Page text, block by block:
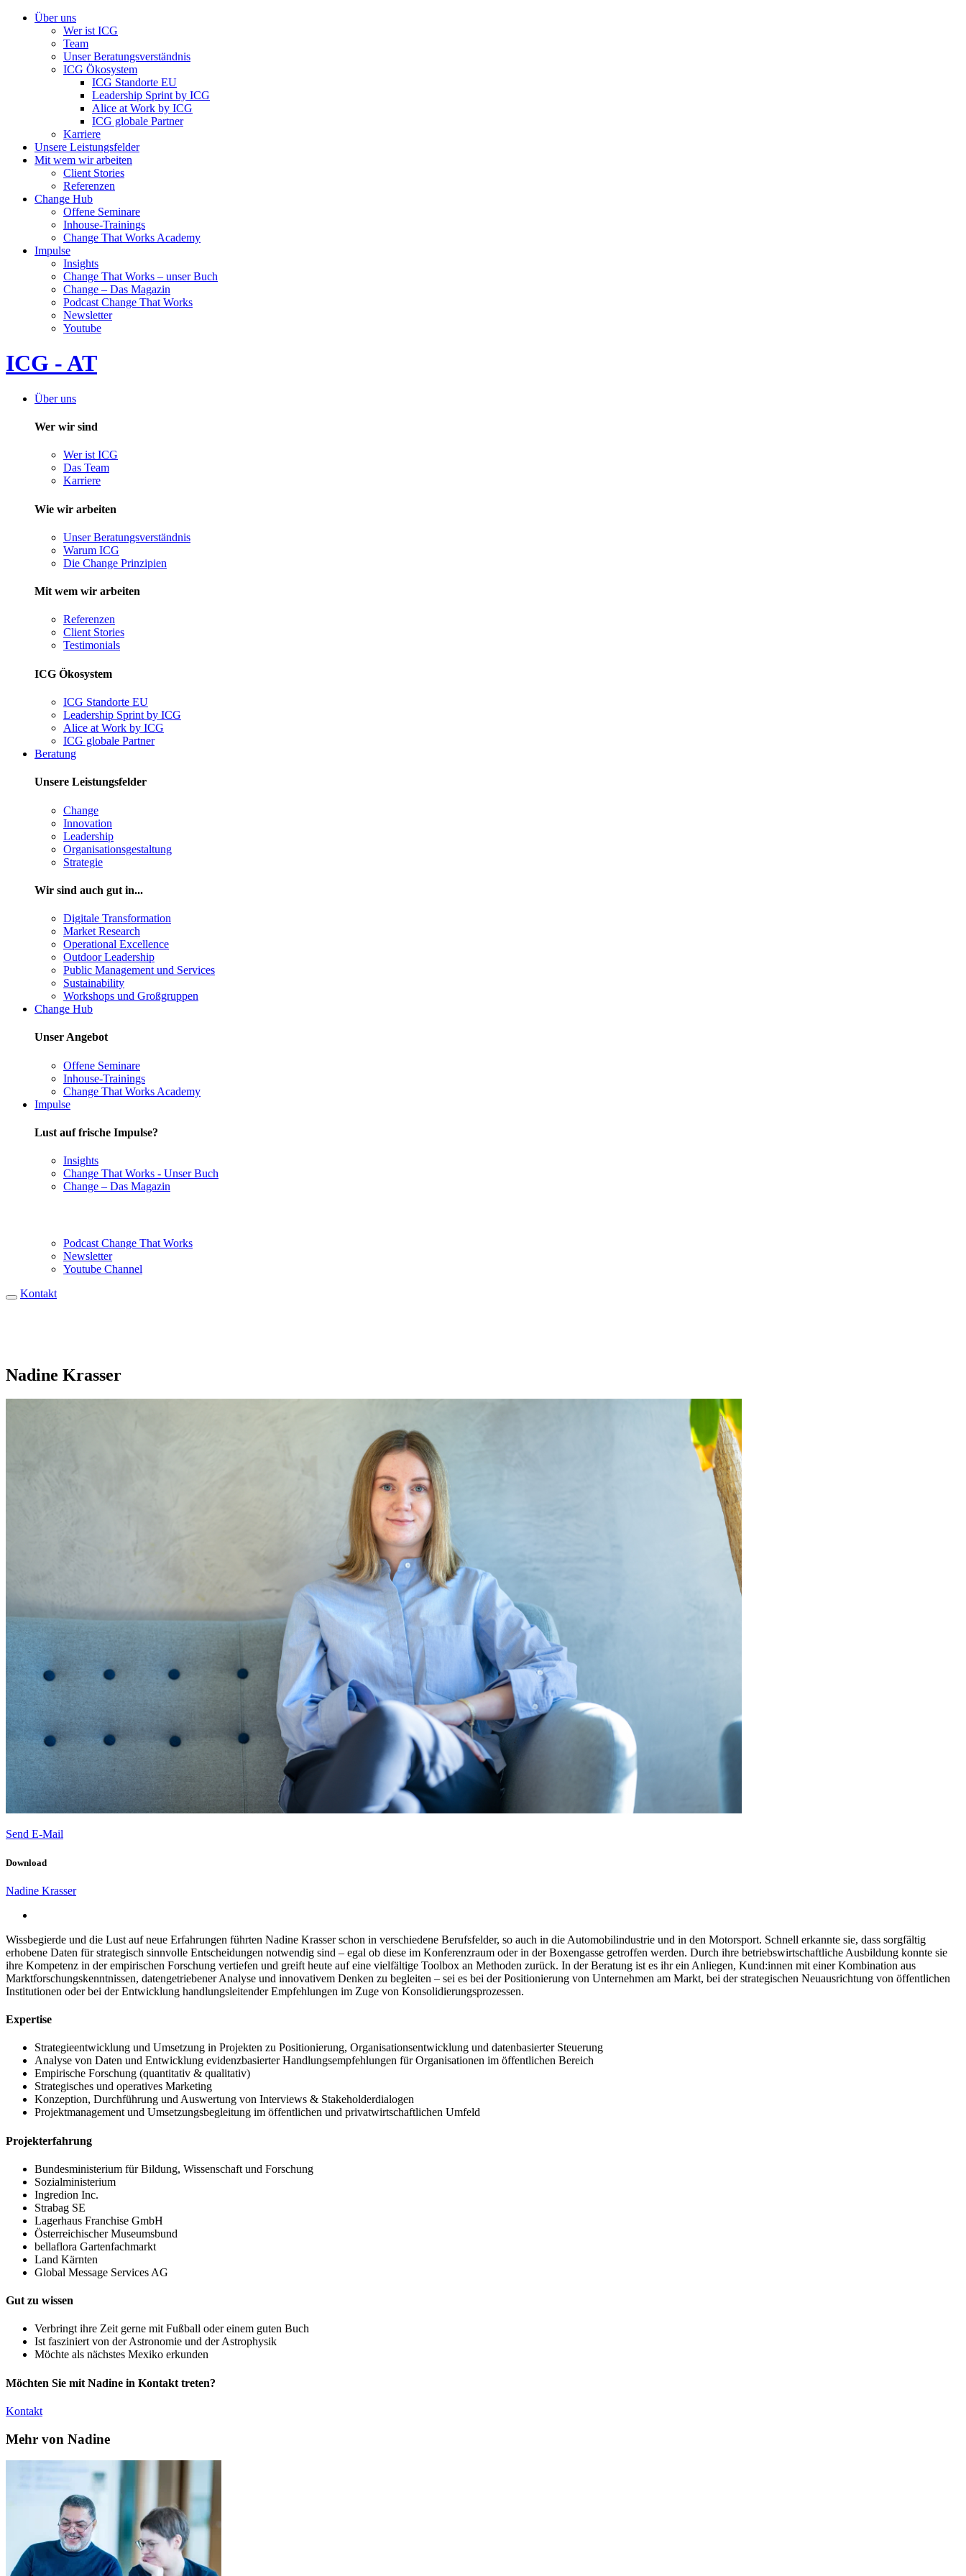
Über uns
Wer ist ICG
Team
Unser Beratungsverständnis
ICG Ökosystem
ICG Standorte EU
Leadership Sprint by ICG
Alice at Work by ICG
ICG globale Partner
Karriere
Unsere Leistungsfelder
Mit wem wir arbeiten
Client Stories
Referenzen
Change Hub
Offene Seminare
Inhouse-Trainings
Change That Works Academy
Impulse
Insights
Change That Works – unser Buch
Change – Das Magazin
Podcast Change That Works
Newsletter
Youtube
ICG - AT
Über uns
Wer wir sind
Wer ist ICG
Das Team
Karriere
Wie wir arbeiten
Unser Beratungsverständnis
Warum ICG
Die Change Prinzipien
Mit wem wir arbeiten
Referenzen
Client Stories
Testimonials
ICG Ökosystem
ICG Standorte EU
Leadership Sprint by ICG
Alice at Work by ICG
ICG globale Partner
Beratung
Unsere Leistungsfelder
Change
Innovation
Leadership
Organisationsgestaltung
Strategie
Wir sind auch gut in...
Digitale Transformation
Market Research
Operational Excellence
Outdoor Leadership
Public Management und Services
Sustainability
Workshops und Großgruppen
Change Hub
Unser Angebot
Offene Seminare
Inhouse-Trainings
Change That Works Academy
Impulse
Lust auf frische Impulse?
Insights
Change That Works - Unser Buch
Change – Das Magazin
Podcast Change That Works
Newsletter
Youtube Channel
Kontakt
Nadine Krasser
Send E-Mail
Download
Nadine Krasser
Wissbegierde und die Lust auf neue Erfahrungen führten Nadine Krasser schon in verschiedene Berufsfelder, so auch in die Automobilindustrie und in den Motorsport. Schnell erkannte sie, dass sorgfältig
erhobene Daten für strategisch sinnvolle Entscheidungen notwendig sind – egal ob diese im Konferenzraum oder in der Boxengasse getroffen werden. Durch ihre betriebswirtschaftliche Ausbildung konnte sie
ihre Kompetenz in der empirischen Forschung vertiefen und greift heute auf eine vielfältige Toolbox an Methoden zurück. In der Beratung ist es ihr ein Anliegen, Kund:innen mit einer Kombination aus
Marktforschungskenntnissen, datengetriebener Analyse und innovativem Denken zu begleiten – sei es bei der Positionierung von Unternehmen am Markt, bei der strategischen Neuausrichtung von öffentlichen
Institutionen oder bei der Entwicklung handlungsleitender Empfehlungen im Zuge von Konsolidierungsprozessen.
Expertise
Strategieentwicklung und Umsetzung in Projekten zu Positionierung, Organisationsentwicklung und datenbasierter Steuerung
Analyse von Daten und Entwicklung evidenzbasierter Handlungsempfehlungen für Organisationen im öffentlichen Bereich
Empirische Forschung (quantitativ & qualitativ)
Strategisches und operatives Marketing
Konzeption, Durchführung und Auswertung von Interviews & Stakeholderdialogen
Projektmanagement und Umsetzungsbegleitung im öffentlichen und privatwirtschaftlichen Umfeld
Projekterfahrung
Bundesministerium für Bildung, Wissenschaft und Forschung
Sozialministerium
Ingredion Inc.
Strabag SE
Lagerhaus Franchise GmbH
Österreichischer Museumsbund
bellaflora Gartenfachmarkt
Land Kärnten
Global Message Services AG
Gut zu wissen
Verbringt ihre Zeit gerne mit Fußball oder einem guten Buch
Ist fasziniert von der Astronomie und der Astrophysik
Möchte als nächstes Mexiko erkunden
Möchten Sie mit Nadine in Kontakt treten?
Kontakt
Mehr von Nadine